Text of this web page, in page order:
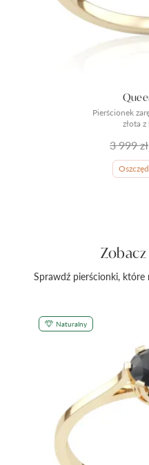
Pierścionek
złota
3 999 zł
Sprawdź pierścionki,
Naturalny